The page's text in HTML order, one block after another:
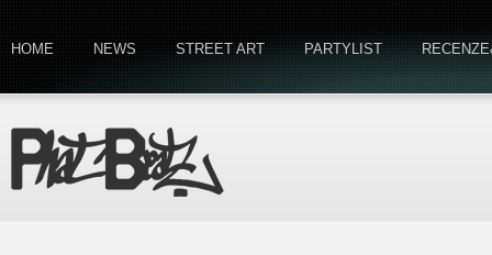
HOME NEWS STREET ART PARTYLIST